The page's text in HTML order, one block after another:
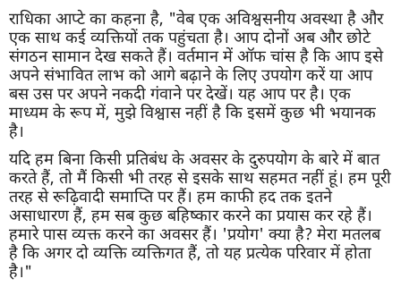
राधिका आप्टे का कहना है, "वेब एक अविश्वसनीय अवस्था है और
एक साथ कई व्यक्तियों तक पहुंचता है। आप दोनों अब और छोटे
संगठन सामान देख सकते हैं। वर्तमान में ऑफ चांस है कि आप इसे
अपने संभावित लाभ को आगे बढ़ाने के लिए उपयोग करें या आप
बस उस पर अपने नकदी गंवाने पर देखें। यह आप पर है। एक
माध्यम के रूप में, मुझे विश्वास नहीं है कि इसमें कुछ भी भयानक
है।
यदि हम बिना किसी प्रतिबंध के अवसर के दुरुपयोग के बारे में बात
करते हैं, तो मैं किसी भी तरह से इसके साथ सहमत नहीं हूं। हम पूरी
तरह से रूढ़िवादी समाप्ति पर हैं। हम काफी हद तक इतने
असाधारण हैं, हम सब कुछ बहिष्कार करने का प्रयास कर रहे हैं।
हमारे पास व्यक्त करने का अवसर हैं। 'प्रयोग' क्या है? मेरा मतलब
है कि अगर दो व्यक्ति व्यक्तिगत हैं, तो यह प्रत्येक परिवार में होता
है।"